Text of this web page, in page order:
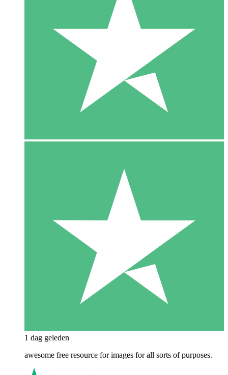
1 dag geleden
awesome free resource for images for all sorts of purposes.